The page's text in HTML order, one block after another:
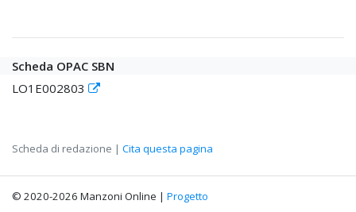
Scheda OPAC SBN
LO1E002803
Scheda di redazione | Cita questa pagina
© 2020-2026 Manzoni Online | Progetto